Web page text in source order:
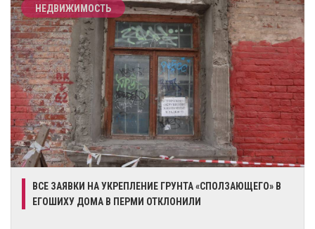
НЕДВИЖИМОСТЬ
​ВСЕ ЗАЯВКИ НА УКРЕПЛЕНИЕ ГРУНТА «СПОЛЗАЮЩЕГО» В
ЕГОШИХУ ДОМА В ПЕРМИ ОТКЛОНИЛИ